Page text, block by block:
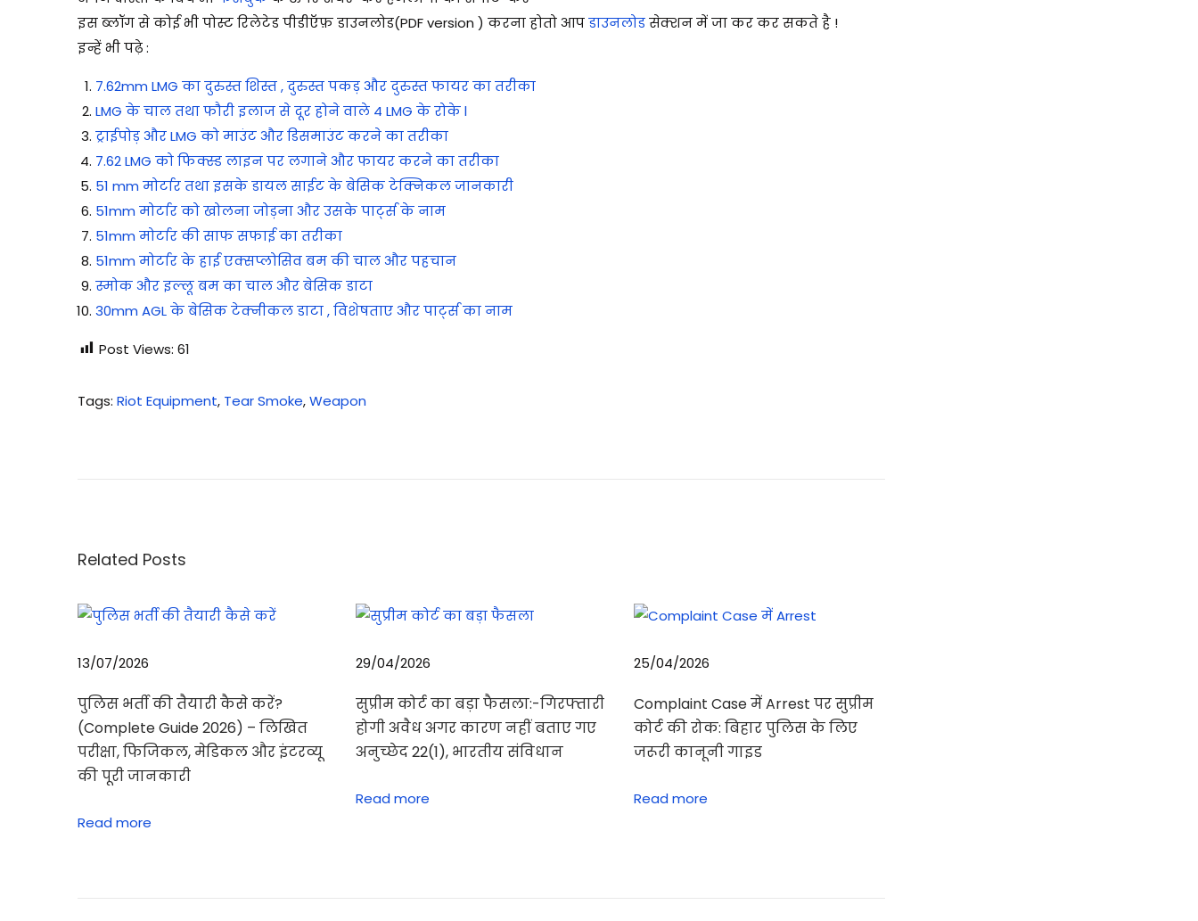
इस ब्लॉग से कोई भी पोस्ट रिलेटेड पीडीऍफ़ डाउनलोड(PDF version ) करना होतो आपडाउनलोडसेक्शन में जा कर कर सकते है !
इन्हें भी पढ़े :
7.62mm LMG का दुरुस्त शिस्त , दुरुस्त पकड़ और दुरुस्त फायर का तरीका
LMG के चाल तथा फौरी इलाज से दूर होने वाले 4 LMG के रोके l
ट्राईपोड़ और LMG को माउंट और डिसमाउंट करने का तरीका
7.62 LMG को फिक्स्ड लाइन पर लगाने और फायर करने का तरीका
51 mm मोर्टार तथा इसके डायल साईट के बेसिक टेक्निकल जानकारी
51mm मोर्टार को खोलना जोड़ना और उसके पार्ट्स के नाम
51mm मोर्टार की साफ सफाई का तरीका
51mm मोर्टार के हाई एक्सप्लोसिव बम की चाल और पहचान
स्मोक और इल्लू बम का चाल और बेसिक डाटा
30mm AGL के बेसिक टेक्नीकल डाटा , विशेषताए और पार्ट्स का नाम
Post Views: 61
Tags: Riot Equipment, Tear Smoke,Weapon
फा
र
र
अ
स
र
ल
Related Posts
13/07/2026
पुलिस भर्ती की तैयारी कैसे करें?
(Complete Guide 2026) – लिखित
परीक्षा, फिजिकल, मेडिकल और इंटरव्यू
की पूरी जानकारी
Read more
29/04/2026
सुप्रीम कोर्ट का बड़ा फैसला:-गिरफ्तारी
होगी अवैध अगर कारण नहीं बताए गए
अनुच्छेद 22(1), भारतीय संविधान
Read more
25/04/2026
Complaint Case में Arrest पर सुप्रीम
कोर्ट की रोक: बिहार पुलिस के लिए
जरूरी कानूनी गाइड
Read more